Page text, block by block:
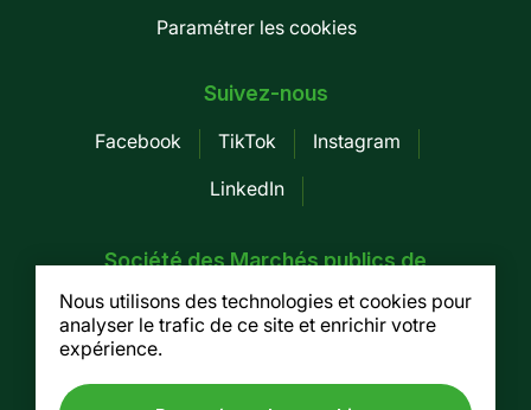
Paramétrer les cookies
Suivez-nous
Facebook TikTok
Instagram
LinkedIn
Société des Marchés publics de
155, av. Greene, 3e étage, Montréal (Québec)
Tel. :514 937-7754/ Fax. : 514 937-7688
Nous utilisons des technologies et cookies pour
analyser le trafic de ce site et enrichir votre
expérience.